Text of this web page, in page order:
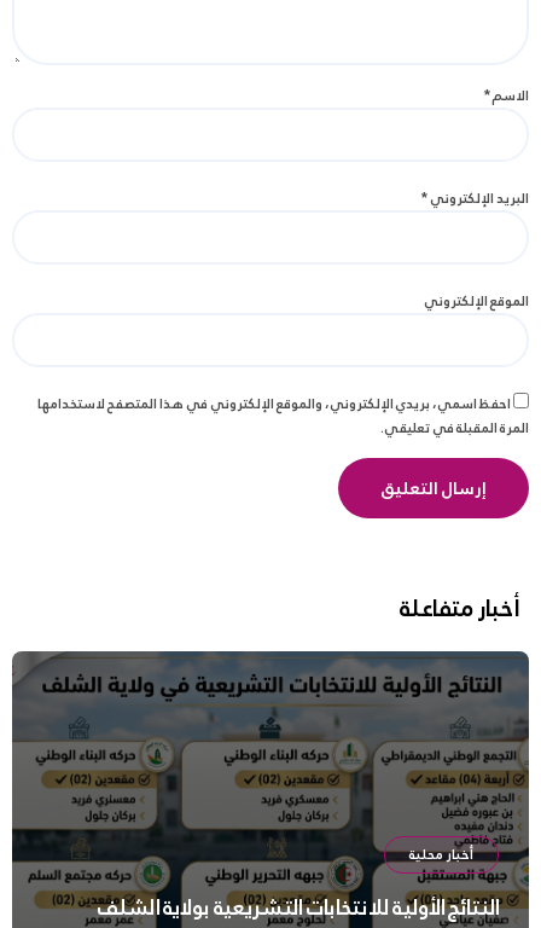
الاسم*
البريد الإلكتروني*
الموقع الإلكتروني
احفظ اسمي، بريدي الإلكتروني، والموقع الإلكتروني في هذا المتصفح لاستخدامها
المرة المقبلة في تعليقي.
أخبار متفاعلة
أخبار محلية
النتائج الأولية للانتخابات التشريعية بولاية الشلف